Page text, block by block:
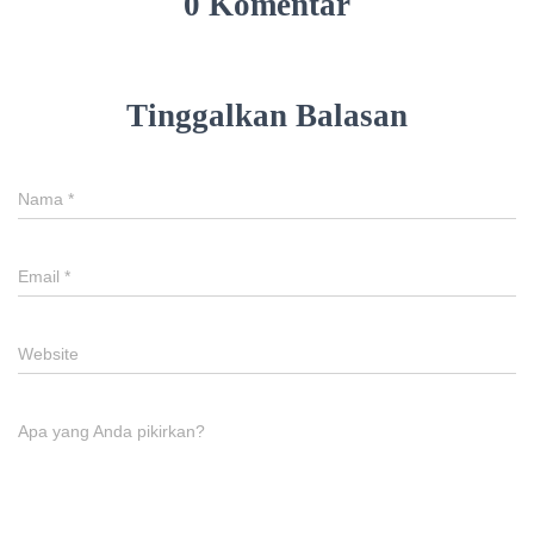
Tinggalkan Balasan
Nama *
Email *
Website
Apa yang Anda pikirkan?